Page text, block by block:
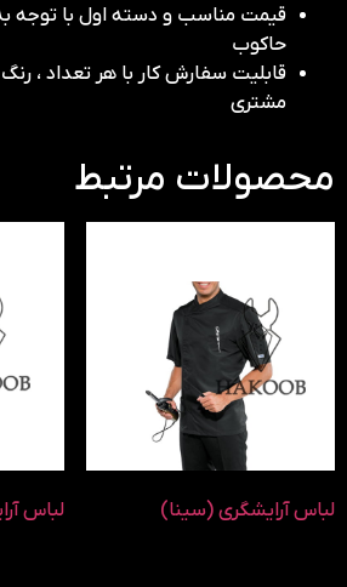
قیمت مناسب و دسته اول با توجه
حاکوب
قابلیت سفارش کار با هر تعداد ،
مشتری
محصولات مرتبط
لباس آرایشگری (سینا) لباس